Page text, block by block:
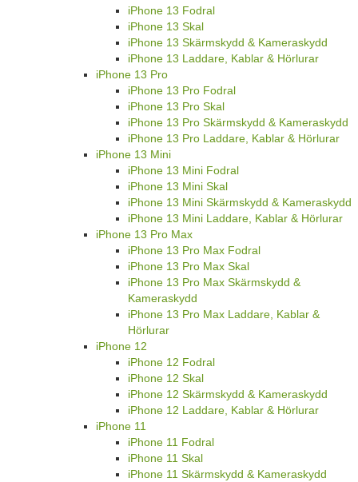
iPhone 13 Fodral
iPhone 13 Skal
iPhone 13 Skärmskydd & Kameraskydd
iPhone 13 Laddare, Kablar & Hörlurar
iPhone 13 Pro
iPhone 13 Pro Fodral
iPhone 13 Pro Skal
iPhone 13 Pro Skärmskydd & Kameraskydd
iPhone 13 Pro Laddare, Kablar & Hörlurar
iPhone 13 Mini
iPhone 13 Mini Fodral
iPhone 13 Mini Skal
iPhone 13 Mini Skärmskydd & Kameraskydd
iPhone 13 Mini Laddare, Kablar & Hörlurar
iPhone 13 Pro Max
iPhone 13 Pro Max Fodral
iPhone 13 Pro Max Skal
iPhone 13 Pro Max Skärmskydd &
Kameraskydd
iPhone 13 Pro Max Laddare, Kablar &
Hörlurar
iPhone 12
iPhone 12 Fodral
iPhone 12 Skal
iPhone 12 Skärmskydd & Kameraskydd
iPhone 12 Laddare, Kablar & Hörlurar
iPhone 11
iPhone 11 Fodral
iPhone 11 Skal
iPhone 11 Skärmskydd & Kameraskydd